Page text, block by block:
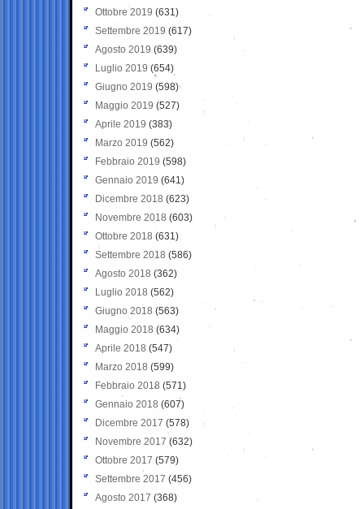
Ottobre 2019 (631)
Settembre 2019 (617)
Agosto 2019 (639)
Luglio 2019 (654)
Giugno 2019 (598)
Maggio 2019 (527)
Aprile 2019 (383)
Marzo 2019 (562)
Febbraio 2019 (598)
Gennaio 2019 (641)
Dicembre 2018 (623)
Novembre 2018 (603)
Ottobre 2018 (631)
Settembre 2018 (586)
Agosto 2018 (362)
Luglio 2018 (562)
Giugno 2018 (563)
Maggio 2018 (634)
Aprile 2018 (547)
Marzo 2018 (599)
Febbraio 2018 (571)
Gennaio 2018 (607)
Dicembre 2017 (578)
Novembre 2017 (632)
Ottobre 2017 (579)
Settembre 2017 (456)
Agosto 2017 (368)